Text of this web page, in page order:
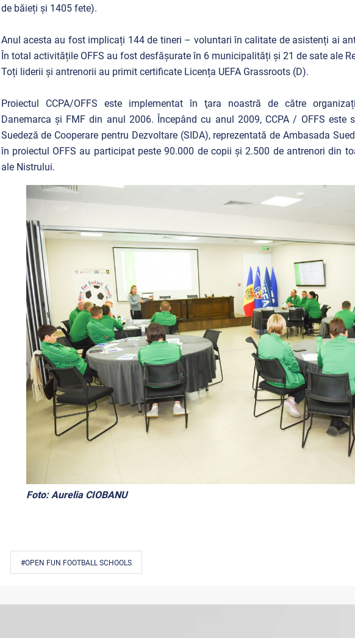
de băieți și 1405 fete).
Anul acesta au fost implicați 144 de tineri – voluntari în calitate de asistenți ai
În total activitățile OFFS au fost desfășurate în 6 municipalități și 21 de sate ale
Toți liderii și antrenorii au primit certificate Licența UEFA Grassroots (D).
Proiectul CCPA/OFFS este implementat în ţara noastră de către
Danemarca şi FMF din anul 2006. Începând cu anul 2009, CCPA / OFFS este
Suedeză de Cooperare pentru Dezvoltare (SIDA), reprezentată de Ambasada
în proiectul OFFS au participat peste 90.000 de copii și 2.500 de antrenori din
ale Nistrului.
Foto: Aurelia CIOBANU
#OPEN FUN FOOTBALL SCHOOLS